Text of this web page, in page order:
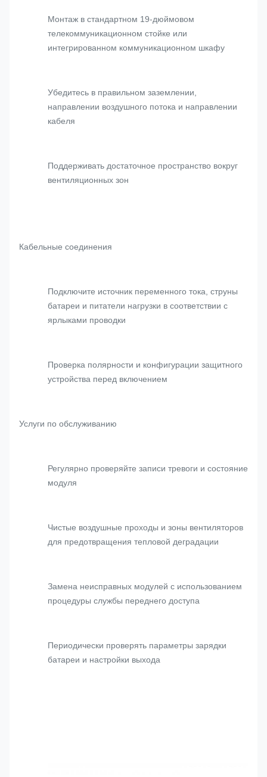
Монтаж в стандартном 19-дюймовом
телекоммуникационном стойке или
интегрированном коммуникационном шкафу
Убедитесь в правильном заземлении,
направлении воздушного потока и направлении
кабеля
Поддерживать достаточное пространство вокруг
вентиляционных зон
Кабельные соединения
Подключите источник переменного тока, струны
батареи и питатели нагрузки в соответствии с
ярлыками проводки
Проверка полярности и конфигурации защитного
устройства перед включением
Услуги по обслуживанию
Регулярно проверяйте записи тревоги и состояние
модуля
Чистые воздушные проходы и зоны вентиляторов
для предотвращения тепловой деградации
Замена неисправных модулей с использованием
процедуры службы переднего доступа
Периодически проверять параметры зарядки
батареи и настройки выхода